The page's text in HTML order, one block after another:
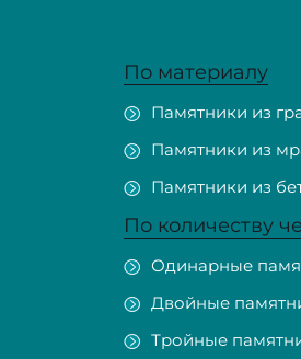
По материалу
Памятники из
Памятники из
Памятники из
По количеству
Одинарные
Двойные
Тройные